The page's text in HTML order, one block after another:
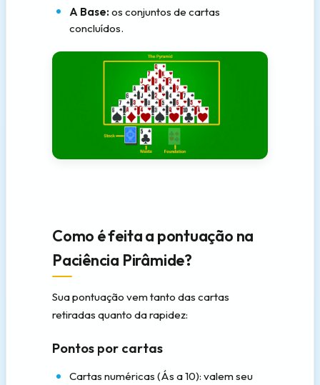
A Base: os conjuntos de cartas
concluídos.
Como é feita a pontuação na
Paciência Pirâmide?
Sua pontuação vem tanto das cartas
retiradas quanto da rapidez:
Pontos por cartas
Cartas numéricas (Ás a 10): valem seu